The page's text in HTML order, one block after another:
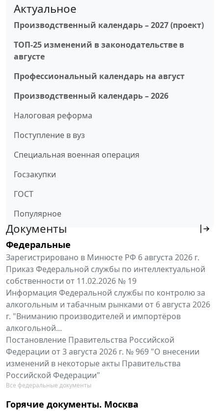
Актуальное
Производственный календарь – 2027 (проект)
ТОП-25 изменений в законодательстве в
августе
Профессиональный календарь на август
Производственный календарь – 2026
Налоговая реформа
Поступление в вуз
Специальная военная операция
Госзакупки
ГОСТ
Популярное
Документы
Федеральные
Зарегистрировано в Минюсте РФ 6 августа 2026 г.
Приказ Федеральной службы по интеллектуальной
собственности от 11.02.2026 № 19
Информация Федеральной службы по контролю за
алкогольным и табачным рынками от 6 августа 2026
г. "Вниманию производителей и импортёров
алкогольной...
Постановление Правительства Российской
Федерации от 3 августа 2026 г. № 969 "О внесении
изменений в некоторые акты Правительства
Российской Федерации"
Все федеральные документы
Горячие документы. Москва